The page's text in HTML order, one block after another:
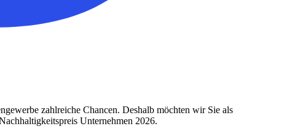
zahlreiche Chancen. Deshalb möchten wir Sie als
Unternehmen 2026.